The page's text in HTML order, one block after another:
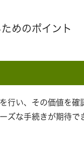
めのポイント
行い、その価値を
ズな手続きが期待で